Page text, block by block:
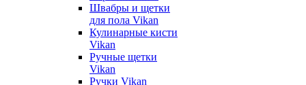
Швабры и щетки
для пола Vikan
Кулинарные кисти
Vikan
Ручные щетки
Vikan
Ручки Vikan